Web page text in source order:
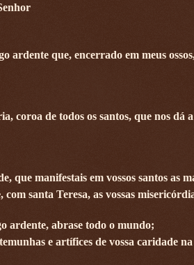
ardente que, encerrado em meus
coroa de todos os santos, que nos dá
que manifestais em vossos santos as
santa Teresa, as vossas
ardente, abrase todo o mundo;
e artífices de vossa caridade